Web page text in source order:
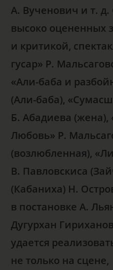
А. Вученович и т. д.
высоко оцененных
и критикой,
гусар» Р.
«Али-баба и
(Али-баба),
Б. Абадиева
Любовь» Р.
(возлюбленная),
В. Павловскиса
(Кабаниха) Н.
в постановке А.
Дугурхан
удается
не только на сцене,